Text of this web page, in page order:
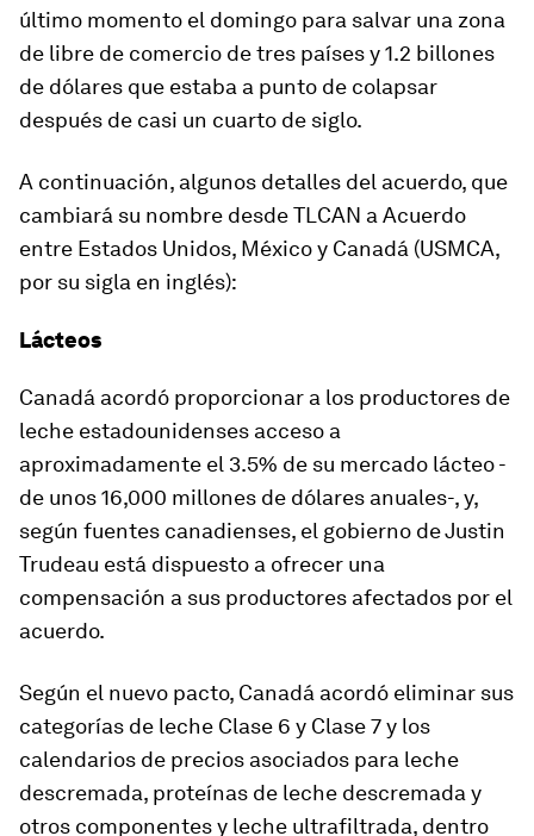
último momento el domingo para salvar una zona
de libre de comercio de tres países y 1.2 billones
de dólares que estaba a punto de colapsar
después de casi un cuarto de siglo.
A continuación, algunos detalles del acuerdo, que
cambiará su nombre desde TLCAN a Acuerdo
entre Estados Unidos, México y Canadá (USMCA,
por su sigla en inglés):
Lácteos
Canadá acordó proporcionar a los productores de
leche estadounidenses acceso a
aproximadamente el 3.5% de su mercado lácteo -
de unos 16,000 millones de dólares anuales-, y,
según fuentes canadienses, el gobierno de Justin
Trudeau está dispuesto a ofrecer una
compensación a sus productores afectados por el
acuerdo.
Según el nuevo pacto, Canadá acordó eliminar sus
categorías de leche Clase 6 y Clase 7 y los
calendarios de precios asociados para leche
descremada, proteínas de leche descremada y
otros componentes y leche ultrafiltrada, dentro